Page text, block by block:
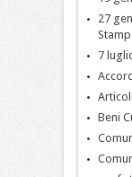
27
7
Beni